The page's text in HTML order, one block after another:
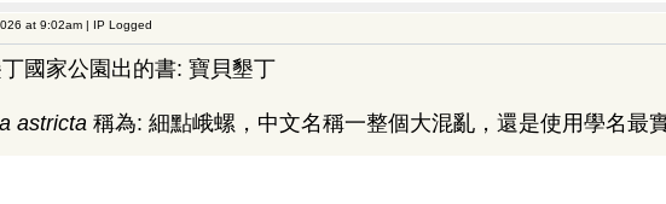
at 9:02am | IP Logged
國家公園出的書: 寶貝墾丁
astricta稱為: 細點峨螺，中文名稱一整個大混亂，還是使用學名最